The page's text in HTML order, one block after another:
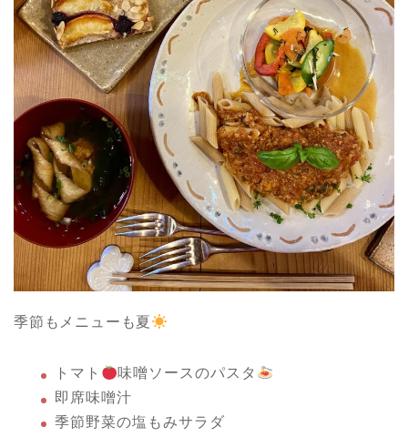
季節もメニューも夏
トマト
味噌ソースのパスタ
即席味噌汁
季節野菜の塩もみサラダ